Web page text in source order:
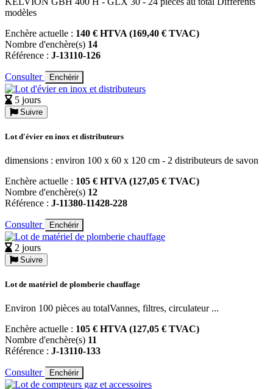
modèles
Enchère actuelle : 140 € HTVA (169,40 € TVAC)
Nombre d'enchère(s) 14
Référence : J-13110-126
Consulter Enchérir
5 jours
Suivre
Lot d'évier en inox et distributeurs
dimensions : environ 100 x 60 x 120 cm - 2 distributeurs de savon
Enchère actuelle : 105 € HTVA (127,05 € TVAC)
Nombre d'enchère(s) 12
Référence : J-11380-11428-228
Consulter Enchérir
2 jours
Suivre
Lot de matériel de plomberie chauffage
Environ 100 pièces au totalVannes, filtres, circulateur ...
Enchère actuelle : 105 € HTVA (127,05 € TVAC)
Nombre d'enchère(s) 11
Référence : J-13110-133
Consulter Enchérir